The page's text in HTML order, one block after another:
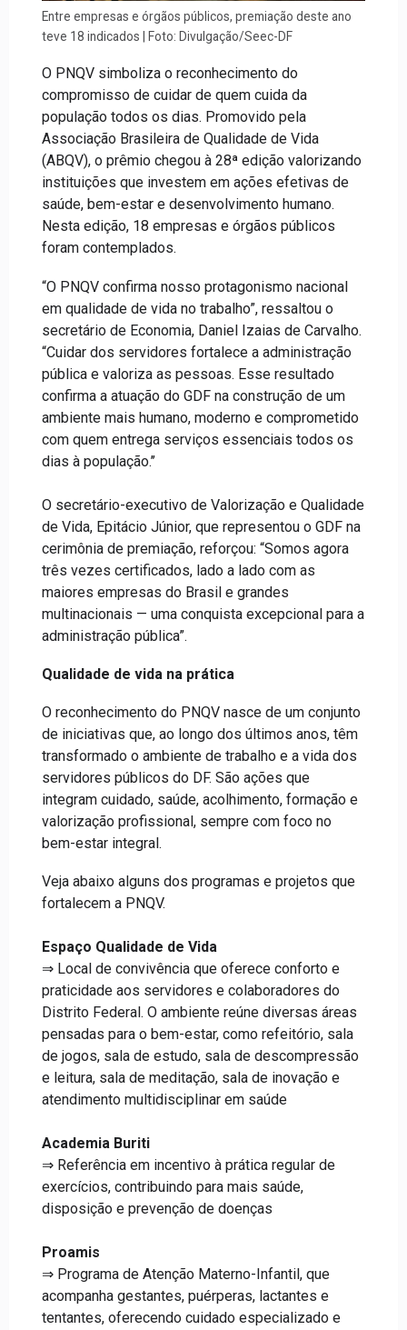
Entre empresas e órgãos públicos, premiação deste ano
teve 18 indicados | Foto: Divulgação/Seec-DF
O PNQV simboliza o reconhecimento do
compromisso de cuidar de quem cuida da
população todos os dias. Promovido pela
Associação Brasileira de Qualidade de Vida
(ABQV), o prêmio chegou à 28ª edição valorizando
instituições que investem em ações efetivas de
saúde, bem-estar e desenvolvimento humano.
Nesta edição, 18 empresas e órgãos públicos
foram contemplados.
“O PNQV confirma nosso protagonismo nacional
em qualidade de vida no trabalho”, ressaltou o
secretário de Economia, Daniel Izaias de Carvalho.
“Cuidar dos servidores fortalece a administração
pública e valoriza as pessoas. Esse resultado
confirma a atuação do GDF na construção de um
ambiente mais humano, moderno e comprometido
com quem entrega serviços essenciais todos os
dias à população.’’
O secretário-executivo de Valorização e Qualidade
de Vida, Epitácio Júnior, que representou o GDF na
cerimônia de premiação, reforçou: “Somos agora
três vezes certificados, lado a lado com as
maiores empresas do Brasil e grandes
multinacionais — uma conquista excepcional para a
administração pública”.
Qualidade de vida na prática
O reconhecimento do PNQV nasce de um conjunto
de iniciativas que, ao longo dos últimos anos, têm
transformado o ambiente de trabalho e a vida dos
servidores públicos do DF. São ações que
integram cuidado, saúde, acolhimento, formação e
valorização profissional, sempre com foco no
bem-estar integral.
Veja abaixo alguns dos programas e projetos que
fortalecem a PNQV.
Espaço Qualidade de Vida
⇒ Local de convivência que oferece conforto e
praticidade aos servidores e colaboradores do
Distrito Federal. O ambiente reúne diversas áreas
pensadas para o bem-estar, como refeitório, sala
de jogos, sala de estudo, sala de descompressão
e leitura, sala de meditação, sala de inovação e
atendimento multidisciplinar em saúde
Academia Buriti
⇒ Referência em incentivo à prática regular de
exercícios, contribuindo para mais saúde,
disposição e prevenção de doenças
Proamis
⇒ Programa de Atenção Materno-Infantil, que
acompanha gestantes, puérperas, lactantes e
tentantes, oferecendo cuidado especializado e